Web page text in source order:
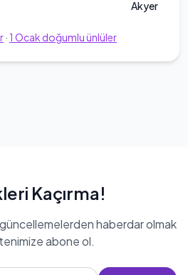
Akyer
· 1 Ocak doğumlu ünlüler
Kaçırma!
haberdar olmak
abone ol.